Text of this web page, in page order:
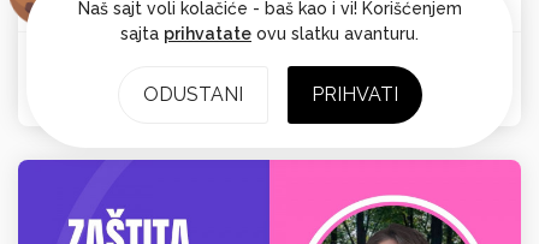
Naš sajt voli kolačiće - baš kao i vi! Korišćenjem
sajta prihvatate ovu slatku avanturu.
ODUSTANI PRIHVATI